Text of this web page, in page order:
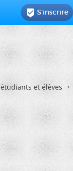
 S'inscrire
et élèves